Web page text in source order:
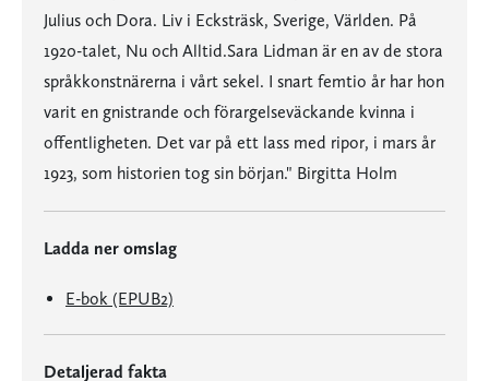
Julius och Dora. Liv i Ecksträsk, Sverige, Världen. På
1920-talet, Nu och Alltid.Sara Lidman är en av de stora
språkkonstnärerna i vårt sekel. I snart femtio år har hon
varit en gnistrande och förargelseväckande kvinna i
offentligheten. Det var på ett lass med ripor, i mars år
1923, som historien tog sin början." Birgitta Holm
Ladda ner omslag
E-bok (EPUB2)
Detaljerad fakta